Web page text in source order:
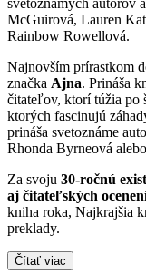
McGuirová, Lauren
Rainbow Rowellová.
Najnovším prírastkom
značka Ajna. Prináša
čitateľov, ktorí túžia po
ktorých fascinujú
prináša svetoznáme
Rhonda Byrneová
Za svoju 30-ročnú
aj čitateľských
kniha roka, Najkrajšia
preklady.
Čítať viac